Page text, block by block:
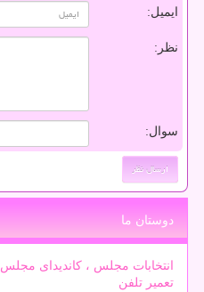
ایمیل:
نظر:
سوال:
دوستان ما
انتخابات مجلس ، کاندیدای مجلس
تعمیر تلفن